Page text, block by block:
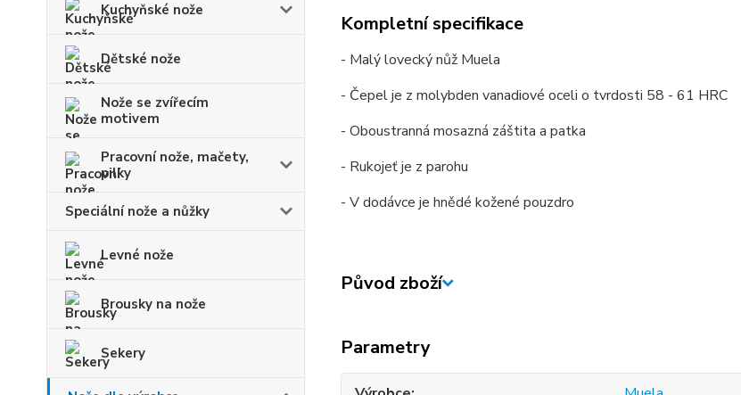
Kuchyňské nože
Dětské nože
Nože se zvířecím
motivem
Pracovní nože, mačety,
pilky
Speciální nože a nůžky
Levné nože
Brousky na nože
Sekery
Kompletní specifikace
- Malý lovecký nůž Muela
- Čepel je z molybden vanadiové oceli o tvrdosti 58 - 61 HRC
- Oboustranná mosazná záštita a patka
- Rukojeť je z parohu
- V dodávce je hnědé kožené pouzdro
Původ zboží
Parametry